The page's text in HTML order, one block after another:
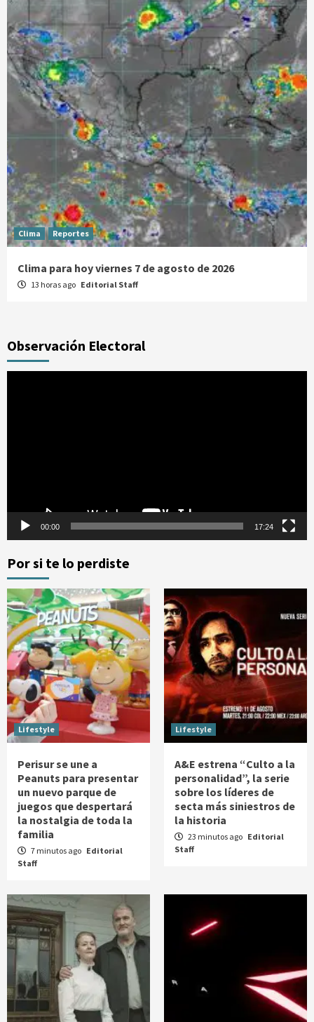
Clima Reportes
Clima para hoy viernes 7 de agosto de 2026
13 horas ago Editorial Staff
Observación Electoral
00:00 17:24
Por si te lo perdiste
Lifestyle
Perisur se une a
Peanuts para presentar
un nuevo parque de
juegos que despertará
la nostalgia de toda la
familia
7 minutos ago Editorial
Staff
Lifestyle
A&E estrena “Culto a la
personalidad”, la serie
sobre los líderes de
secta más siniestros de
la historia
23 minutos ago Editorial
Staff